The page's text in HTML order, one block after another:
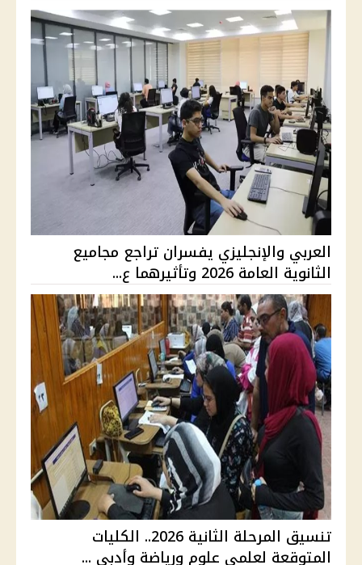
العربي والإنجليزي يفسران تراجع مجاميع
الثانوية العامة 2026 وتأثيرهما ع...
تنسيق المرحلة الثانية 2026.. الكليات
المتوقعة لعلمي علوم ورياضة وأدبي ...